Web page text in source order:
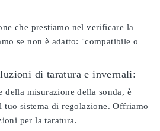
che prestiamo nel verificare la
se non è adatto: "compatibile o
di taratura e invernali:
della misurazione della sonda, è
tuo sistema di regolazione. Offriamo
per la taratura.